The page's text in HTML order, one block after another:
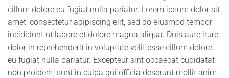
cillum dolore eu fugiat nulla pariatur. Lorem ipsum dolor sit
amet, consectetur adipiscing elit, sed do eiusmod tempor
incididunt ut labore et dolore magna aliqua. Duis aute irure
dolor in reprehenderit in voluptate velit esse cillum dolore
eu fugiat nulla pariatur. Excepteur sint occaecat cupidatat
non proident, sunt in culpa qui officia deserunt mollit anim